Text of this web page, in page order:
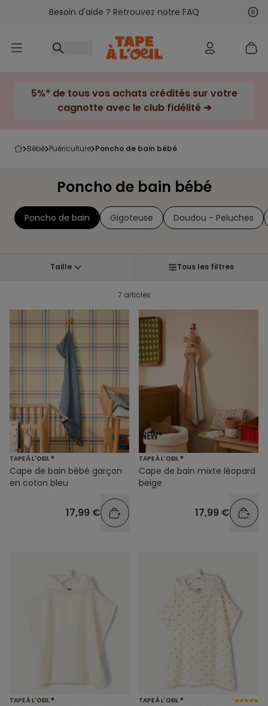
Accéder au contenu
Besoin d'aide ? Retrouvez notre FAQ
5%* de tous vos achats crédités sur votre
cagnotte avec le club fidélité ➔
bébé puériculture poncho de bain bébé
Poncho de bain bébé
Poncho de bain Gigoteuse Doudou - Peluches
Taille Tous les filtres
7 articles
TAPE À L'OEIL ®
Cape de bain bébé garçon
en coton bleu
17,99 €
TAPE À L'OEIL ®
Cape de bain mixte léopard
beige
17,99 €
TAPE À L'OEIL ® TAPE À L'OEIL ®